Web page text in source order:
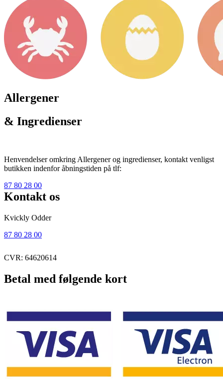
Allergener
& Ingredienser
Henvendelser omkring Allergener og ingredienser, kontakt venligst
butikken indenfor åbningstiden på tlf:
87 80 28 00
Kontakt os
Kvickly Odder
87 80 28 00
CVR: 64620614
Betal med følgende kort